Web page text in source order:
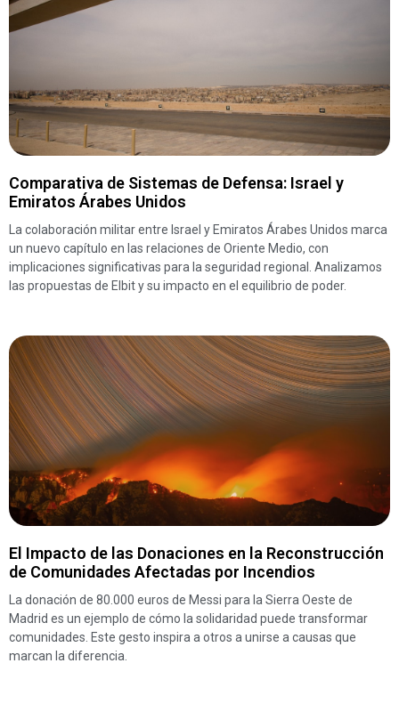
Comparativa de Sistemas de Defensa: Israel y
Emiratos Árabes Unidos
La colaboración militar entre Israel y Emiratos Árabes Unidos marca
un nuevo capítulo en las relaciones de Oriente Medio, con
implicaciones significativas para la seguridad regional. Analizamos
las propuestas de Elbit y su impacto en el equilibrio de poder.
El Impacto de las Donaciones en la Reconstrucción
de Comunidades Afectadas por Incendios
La donación de 80.000 euros de Messi para la Sierra Oeste de
Madrid es un ejemplo de cómo la solidaridad puede transformar
comunidades. Este gesto inspira a otros a unirse a causas que
marcan la diferencia.